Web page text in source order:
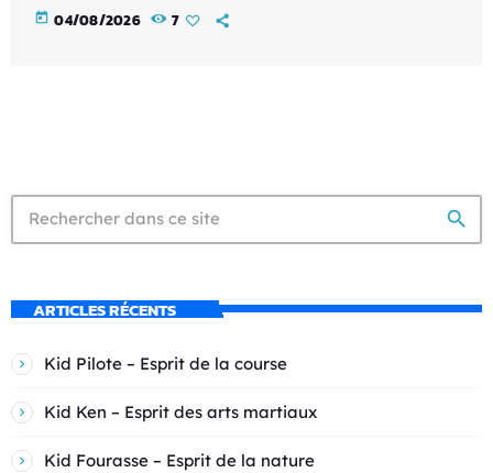
today 04/08/2026 7
search
ARTICLES RÉCENTS
Kid Pilote – Esprit de la course
Kid Ken – Esprit des arts martiaux
Kid Fourasse – Esprit de la nature